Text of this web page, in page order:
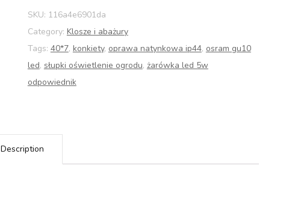
SKU: 116a4e6901da
Category: Klosze i abażury
Tags: 40*7, konkiety, oprawa natynkowa ip44, osram gu10
led, słupki oświetlenie ogrodu, żarówka led 5w
odpowiednik
Description